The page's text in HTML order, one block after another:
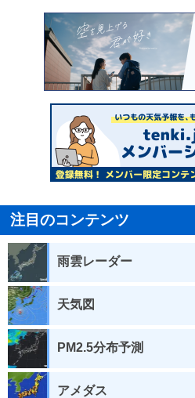
注目のコンテンツ
雨雲レーダー
天気図
PM2.5分布予測
アメダス